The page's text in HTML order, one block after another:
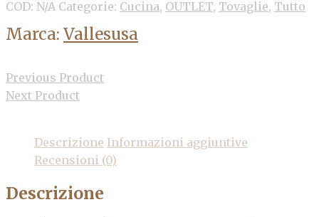
COD: N/A Categorie: Cucina, OUTLET, Tovaglie, Tutto
Marca: Vallesusa
Previous Product
Next Product
Descrizione Informazioni aggiuntive
Recensioni (0)
Descrizione